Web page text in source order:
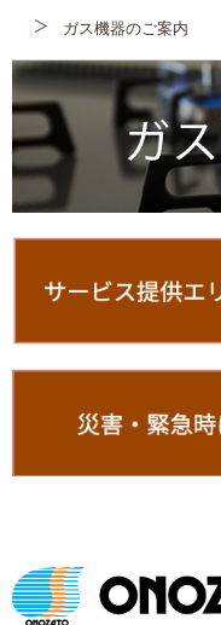
ガス機器のご案内